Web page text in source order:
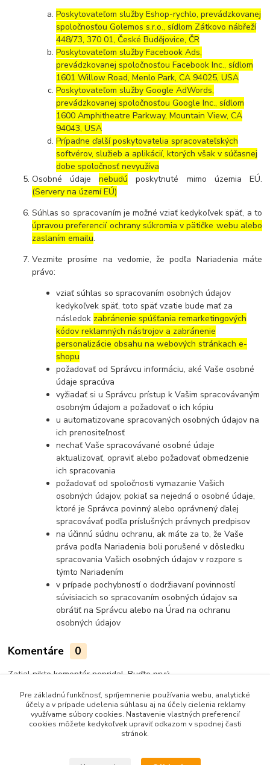
Poskytovateľom služby Eshop-rychlo, prevádzkovanej
spoločnosťou Golemos s.r.o., sídlom Zátkovo nábřeží
448/73, 370 01, České Budějovice, ČR
Poskytovateľom služby Facebook Ads,
prevádzkovanej spoločnosťou Facebook Inc., sídlom
1601 Willow Road, Menlo Park, CA 94025, USA
Poskytovateľom služby Google AdWords,
prevádzkovanej spoločnosťou Google Inc., sídlom
1600 Amphitheatre Parkway, Mountain View, CA
94043, USA
Prípadne ďalší poskytovatelia spracovateľských
softvérov, služieb a aplikácií, ktorých však v súčasnej
dobe spoločnosť nevyužíva
Osobné údajenebudú poskytnuté mimo územia EÚ.
(Servery na území EÚ)
Súhlas so spracovaním je možné vziať kedykoľvek späť, a to
úpravou preferencií ochrany súkromia v pätičke webu alebo
zaslaním emailu.
Vezmite prosíme na vedomie, že podľa Nariadenia máte
právo:
vziať súhlas so spracovaním osobných údajov
kedykoľvek späť, toto späť vzatie bude mať za
následok zabránenie spúšťania remarketingových
kódov reklamných nástrojov a zabránenie
personalizácie obsahu na webových stránkach e-
shopu
požadovať od Správcu informáciu, aké Vaše osobné
údaje spracúva
vyžiadať si u Správcu prístup k Vašim spracovávaným
osobným údajom a požadovať o ich kópiu
u automatizovane spracovaných osobných údajov na
ich prenositeľnosť
nechať Vaše spracovávané osobné údaje
aktualizovať, opraviť alebo požadovať obmedzenie
ich spracovania
požadovať od spoločnosti vymazanie Vašich
osobných údajov, pokiaľ sa nejedná o osobné údaje,
ktoré je Správca povinný alebo oprávnený ďalej
spracovávať podľa príslušných právnych predpisov
na účinnú súdnu ochranu, ak máte za to, že Vaše
práva podľa Nariadenia boli porušené v dôsledku
spracovania Vašich osobných údajov v rozpore s
týmto Nariadením
v prípade pochybností o dodržiavaní povinností
súvisiacich so spracovaním osobných údajov sa
obrátiť na Správcu alebo na Úrad na ochranu
osobných údajov
Komentáre 0
Zatial nikto komentár nepridal. Buďte prvý.
Pridať komentár
Pre základnú funkčnosť, spríjemnenie používania webu, analytické
účely a v prípade udelenia súhlasu aj na účely cielenia reklamy
využívame súbory cookies. Nastavenie vlastných preferencií
cookies môžete kedykoľvek upraviť odkazom v spodnej časti
stránok.